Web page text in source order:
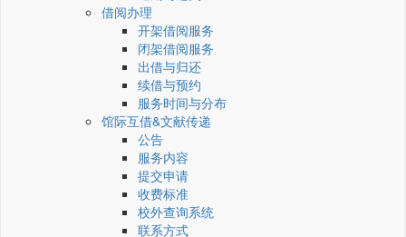
借阅办理
开架借阅服务
闭架借阅服务
出借与归还
续借与预约
服务时间与分布
馆际互借&文献传递
公告
服务内容
提交申请
收费标准
校外查询系统
联系方式